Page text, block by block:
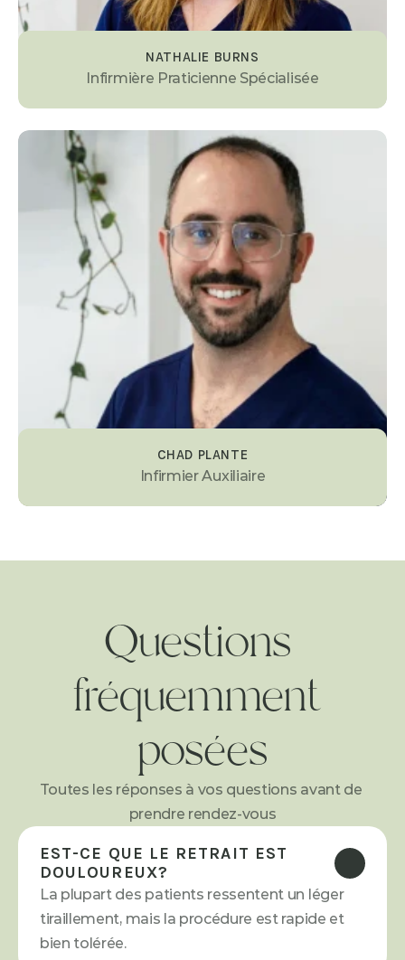
NATHALIE BURNS
Infirmière Praticienne Spécialisée
CHAD PLANTE
Infirmier Auxiliaire
Questions
fréquemment
posées
Toutes les réponses à vos questions avant de
prendre rendez-vous
EST-CE QUE LE RETRAIT EST
DOULOUREUX?
La plupart des patients ressentent un léger
tiraillement, mais la procédure est rapide et
bien tolérée.